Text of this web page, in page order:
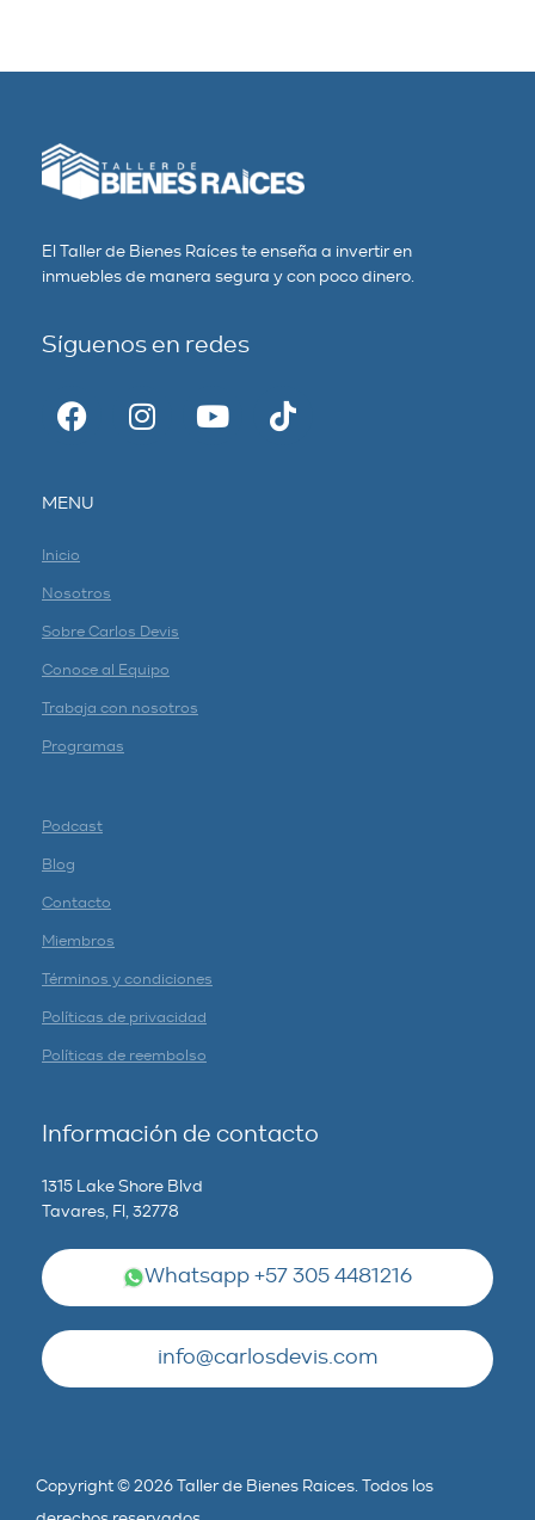
El Taller de Bienes Raíces te enseña a invertir en
inmuebles de manera segura y con poco dinero.
Síguenos en redes
MENU
Inicio
Nosotros
Sobre Carlos Devis
Conoce al Equipo
Trabaja con nosotros
Programas
Podcast
Blog
Contacto
Miembros
Términos y condiciones
Políticas de privacidad
Políticas de reembolso
Información de contacto
1315 Lake Shore Blvd
Tavares, Fl, 32778
Whatsapp +57 305 4481216
info@carlosdevis.com
Copyright © 2026 Taller de Bienes Raices. Todos los